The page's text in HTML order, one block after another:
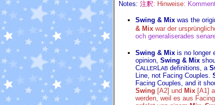
Notes: 注釈: Hinweise:
Swing & Mix was the
& Mix war der
och generaliserades
Swing & Mix is no longer
opinion, Swing & Mix
CALLERL AB definitions, a
Line, not Facing Couples.
Facing Couples, and it
Swing [A2] und Mix [A1]
werden, weil es aus